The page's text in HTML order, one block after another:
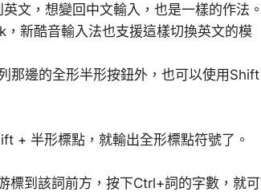
文，想變回中文輸入，也是一樣的作法。
，新酷音輸入法也支援這樣切換英文的模
那邊的全形半形按鈕外，也可以使用Shift
+ 半形標點，就輸出全形標點符號了。
標到該詞前方，按下Ctrl+詞的字數，就可